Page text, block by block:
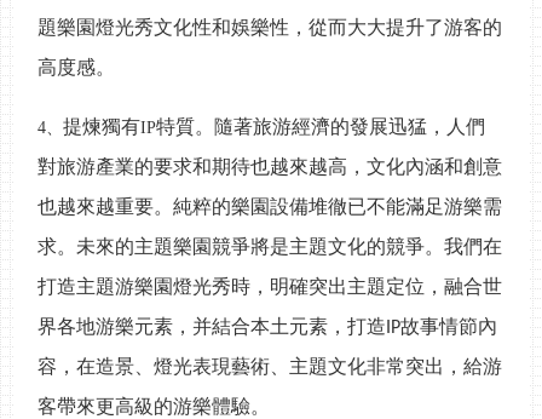
題樂園燈光秀文化性和娛樂性，從而大大提升了游客的
高度感。
4、提煉獨有IP特質。隨著旅游經濟的發展迅猛，人們
對旅游產業的要求和期待也越來越高，文化內涵和創意
也越來越重要。純粹的樂園設備堆徹已不能滿足游樂需
求。未來的主題樂園競爭將是主題文化的競爭。我們在
打造主題游樂園燈光秀時，明確突出主題定位，融合世
界各地游樂元素，并結合本土元素，打造 IP故事情節內
容，在造景、燈光表現藝術、主題文化非常突出，給游
客帶來更高級的游樂體驗。